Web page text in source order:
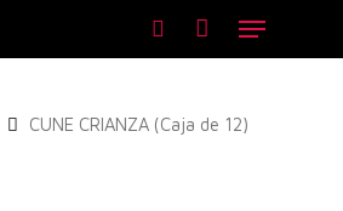
search
Menu
CUNE CRIANZA (Caja de 12)